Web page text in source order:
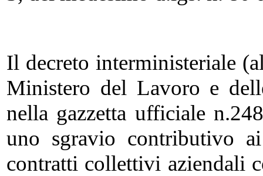
Il decreto interministeriale
Ministero del Lavoro e
nella gazzetta ufficiale
uno sgravio contributivo
contratti collettivi aziendali